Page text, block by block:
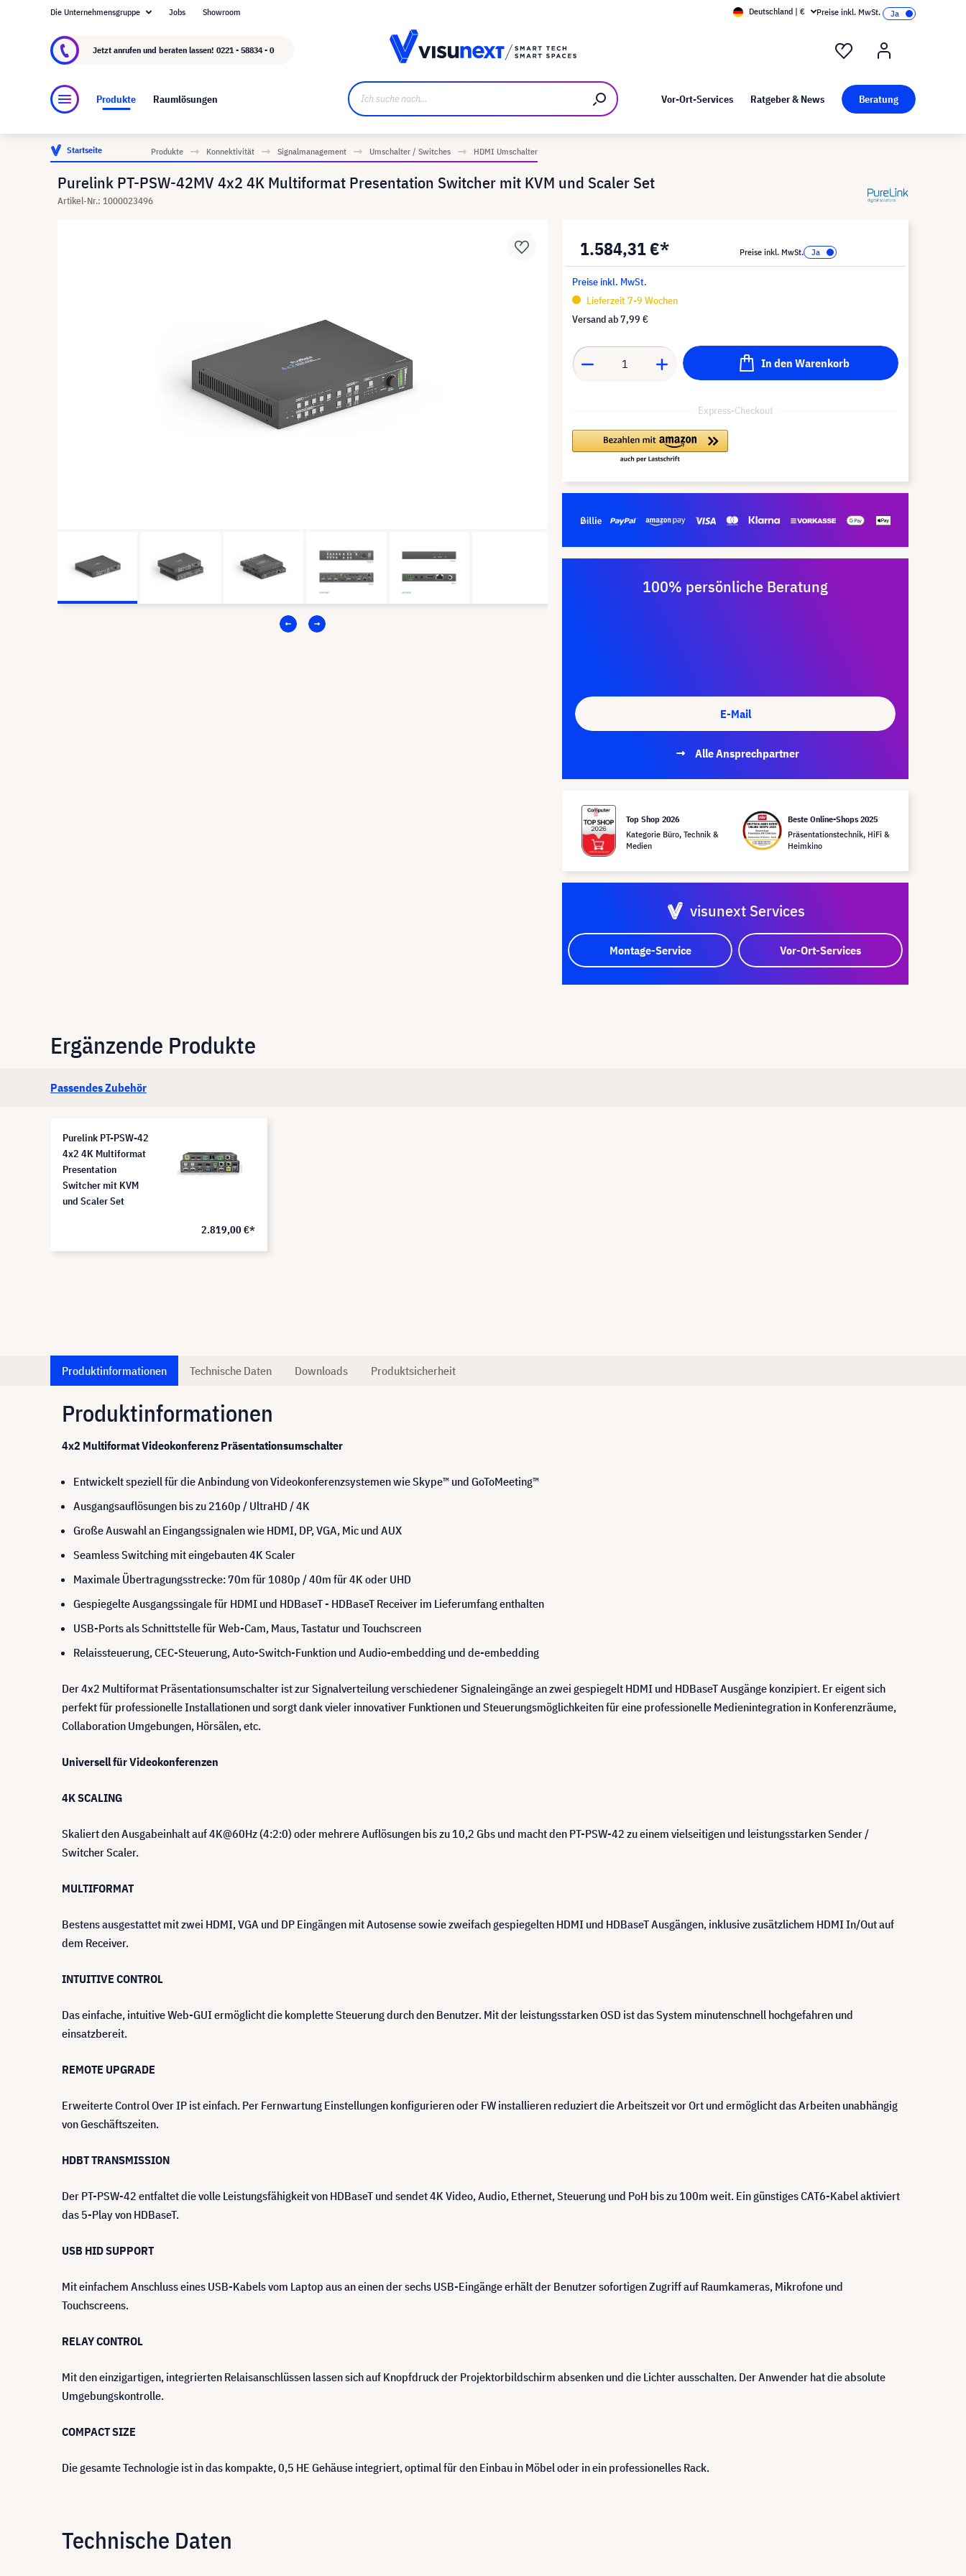
Über visunext.de Kunst bei visunext
Die Unternehmensgruppe Jobs Showroom Deutschland | € Preise inkl. MwSt.
Jetzt anrufen und beraten lassen! 0221 - 58834 - 0
Produkte Raumlösungen Vor-Ort-Services Ratgeber & News Beratung
Startseite Produkte Konnektivität Signalmanagement Umschalter / Switches HDMI Umschalter
Purelink PT-PSW-42MV 4x2 4K Multiformat Presentation Switcher mit KVM und Scaler Set
Artikel-Nr.: 1000023496
1.584,31 €* Preise inkl. MwSt.
Preise inkl. MwSt.
Lieferzeit 7-9 Wochen
Versand ab7,99 €
In den Warenkorb
Express-Checkout
100% persönliche Beratung
E-Mail
Alle Ansprechpartner
Top Shop 2026
Kategorie Büro, Technik &
Medien
Beste Online-Shops 2025
Präsentationstechnik, HiFi &
Heimkino
visunext Services
Montage-Service Vor-Ort-Services
Ergänzende Produkte
Passendes Zubehör
Purelink PT-PSW-42
4x2 4K Multiformat
Presentation
Switcher mit KVM
und Scaler Set
2.819,00 €*
Produktinformationen Technische Daten Downloads Produktsicherheit
Produktinformationen
4x2 Multiformat Videokonferenz Präsentationsumschalter
Entwickelt speziell für die Anbindung von Videokonferenzsystemen wie Skype™ und GoToMeeting™
Ausgangsauflösungen bis zu 2160p / UltraHD / 4K
Große Auswahl an Eingangssignalen wie HDMI, DP, VGA, Mic und AUX
Seamless Switching mit eingebauten 4K Scaler
Maximale Übertragungsstrecke: 70m für 1080p / 40m für 4K oder UHD
Gespiegelte Ausgangssingale für HDMI und HDBaseT - HDBaseT Receiver im Lieferumfang enthalten
USB-Ports als Schnittstelle für Web-Cam, Maus, Tastatur und Touchscreen
Relaissteuerung, CEC-Steuerung, Auto-Switch-Funktion und Audio-embedding und de-embedding
Der 4x2 Multiformat Präsentationsumschalter ist zur Signalverteilung verschiedener Signaleingänge an zwei gespiegelt HDMI und HDBaseT Ausgänge konzipiert. Er eigent sich
perfekt für professionelle Installationen und sorgt dank vieler innovativer Funktionen und Steuerungsmöglichkeiten für eine professionelle Medienintegration in Konferenzräume,
Collaboration Umgebungen, Hörsälen, etc.
Universell für Videokonferenzen
4K SCALING
Skaliert den Ausgabeinhalt auf 4K@60Hz (4:2:0) oder mehrere Auflösungen bis zu 10,2 Gbs und macht den PT-PSW-42 zu einem vielseitigen und leistungsstarken Sender /
Switcher Scaler.
MULTIFORMAT
Bestens ausgestattet mit zwei HDMI, VGA und DP Eingängen mit Autosense sowie zweifach gespiegelten HDMI und HDBaseT Ausgängen, inklusive zusätzlichem HDMI In/Out auf
dem Receiver.
INTUITIVE CONTROL
Das einfache, intuitive Web-GUI ermöglicht die komplette Steuerung durch den Benutzer. Mit der leistungsstarken OSD ist das System minutenschnell hochgefahren und
einsatzbereit.
REMOTE UPGRADE
Erweiterte Control Over IP ist einfach. Per Fernwartung Einstellungen konfigurieren oder FW installieren reduziert die Arbeitszeit vor Ort und ermöglicht das Arbeiten unabhängig
von Geschäftszeiten.
HDBT TRANSMISSION
Der PT-PSW-42 entfaltet die volle Leistungsfähigkeit von HDBaseT und sendet 4K Video, Audio, Ethernet, Steuerung und PoH bis zu 100m weit. Ein günstiges CAT6-Kabel aktiviert
das 5-Play von HDBaseT.
USB HID SUPPORT
Mit einfachem Anschluss eines USB-Kabels vom Laptop aus an einen der sechs USB-Eingänge erhält der Benutzer sofortigen Zugriff auf Raumkameras, Mikrofone und
Touchscreens.
RELAY CONTROL
Mit den einzigartigen, integrierten Relaisanschlüssen lassen sich auf Knopfdruck der Projektorbildschirm absenken und die Lichter ausschalten. Der Anwender hat die absolute
Umgebungskontrolle.
COMPACT SIZE
Die gesamte Technologie ist in das kompakte, 0,5 HE Gehäuse integriert, optimal für den Einbau in Möbel oder in ein professionelles Rack.
Technische Daten